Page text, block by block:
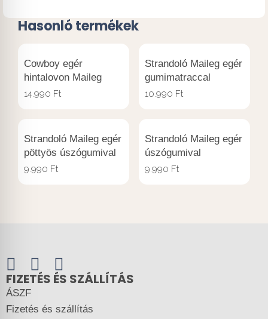
Hasonló termékek
Cowboy egér
hintalovon Maileg
14.990 Ft
Strandoló Maileg egér
gumimatraccal
10.990 Ft
Strandoló Maileg egér
pöttyös úszógumival
9.990 Ft
Strandoló Maileg egér
úszógumival
9.990 Ft
FIZETÉS ÉS SZÁLLÍTÁS
ÁSZF
Fizetés és szállítás